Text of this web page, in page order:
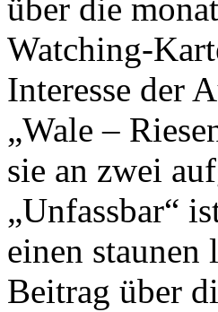
über die
Watching-
Interesse der
„Wale –
sie an zwei
„Unfassbar“
einen
Beitrag über